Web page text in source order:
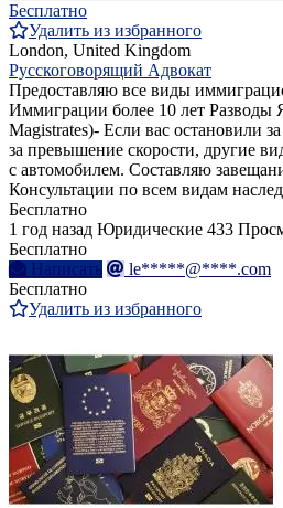
Бесплатно
Удалить из избранного
London, United Kingdom
Русскоговорящий Адвокат
Предоставляю все виды
Иммиграции более 10 лет Разводы
Magistrates)- Если вас остановили
за превышение скорости, другие
с автомобилем. Составляю
Консультации по всем видам
Бесплатно
1 год назад Юридические 433
Бесплатно
Написать
le*****@****.com
Бесплатно
Удалить из избранного